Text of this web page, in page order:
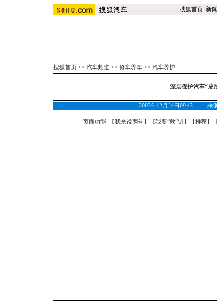
搜狐首页-新闻
搜狐首页 >> 汽车频道 >> 修车养车 >> 汽车养护
深层保护汽车“皮
2003年12月24日09:43 来
页面功能 【我来说两句 】【我要“揪”错】【推荐】